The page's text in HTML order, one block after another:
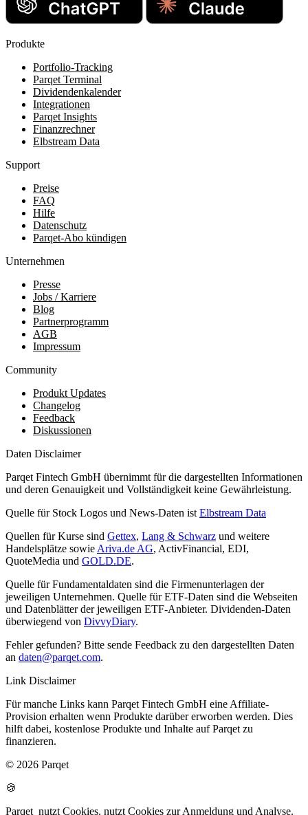
Produkte
Portfolio-Tracking
Parqet Terminal
Dividendenkalender
Integrationen
Parqet Insights
Finanzrechner
Elbstream Data
Support
Preise
FAQ
Hilfe
Datenschutz
Parqet-Abo kündigen
Unternehmen
Presse
Jobs / Karriere
Blog
Partnerprogramm
AGB
Impressum
Community
Produkt Updates
Changelog
Feedback
Diskussionen
Daten Disclaimer
Parqet Fintech GmbH übernimmt für die dargestellten Informationen
und deren Genauigkeit und Vollständigkeit keine Gewährleistung.
Quelle für Stock Logos und News-Daten ist Elbstream Data
Quellen für Kurse sind Gettex, Lang & Schwarz und weitere
Handelsplätze sowie Ariva.de AG, ActivFinancial, EDI,
QuoteMedia und GOLD.DE.
Quelle für Fundamentaldaten sind die Firmenunterlagen der
jeweiligen Unternehmen. Quelle für ETF-Daten sind die Webseiten
und Datenblätter der jeweiligen ETF-Anbieter. Dividenden-Daten
überwiegend von DivvyDiary.
Fehler gefunden? Bitte sende Feedback zu den dargestellten Daten
an daten@parqet.com.
Link Disclaimer
Für manche Links kann Parqet Fintech GmbH eine Affiliate-
Provision erhalten wenn Produkte darüber erworben werden. Dies
hilft dabei, kostenlose Produkte und Inhalte auf Parqet zu
finanzieren.
© 2026 Parqet
🍪
Parqet nutzt Cookies. nutzt Cookies zur Anmeldung und Analyse.